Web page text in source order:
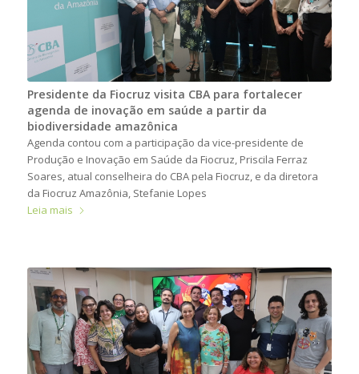
Presidente da Fiocruz visita CBA para fortalecer
agenda de inovação em saúde a partir da
biodiversidade amazônica
Agenda contou com a participação da vice-presidente de
Produção e Inovação em Saúde da Fiocruz, Priscila Ferraz
Soares, atual conselheira do CBA pela Fiocruz, e da diretora
da Fiocruz Amazônia, Stefanie Lopes
Leia mais